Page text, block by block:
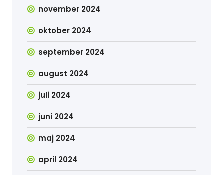
november 2024
oktober 2024
september 2024
august 2024
juli 2024
juni 2024
maj 2024
april 2024